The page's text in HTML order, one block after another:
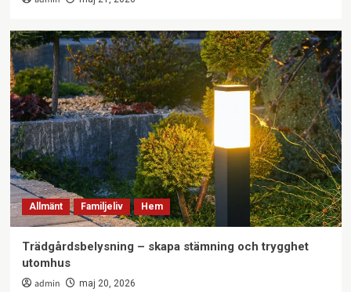
Allmänt Familjeliv Hem
Trädgårdsbelysning – skapa stämning och trygghet
utomhus
admin maj 20, 2026